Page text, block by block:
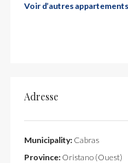
Voir d’autres
Adresse
Municipality: Cabras
Province: Oristano (Ouest)